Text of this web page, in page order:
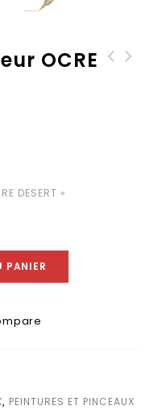
OCRE
DESERT »
PANIER
, PEINTURES ET PINCEAUX